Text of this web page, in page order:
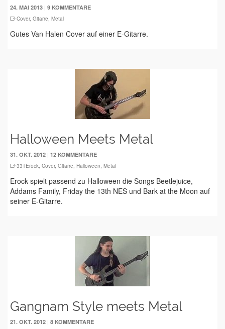
24. MAI 2013 | 9 KOMMENTARE
Cover, Gitarre, Metal
Gutes Van Halen Cover auf einer E-Gitarre.
Halloween Meets Metal
31. OKT. 2012 | 12 KOMMENTARE
331Erock, Cover, Gitarre, Halloween, Metal
Erock spielt passend zu Halloween die Songs Beetlejuice,
Addams Family, Friday the 13th NES und Bark at the Moon auf
seiner E-Gitarre.
Gangnam Style meets Metal
21. OKT. 2012 | 8 KOMMENTARE